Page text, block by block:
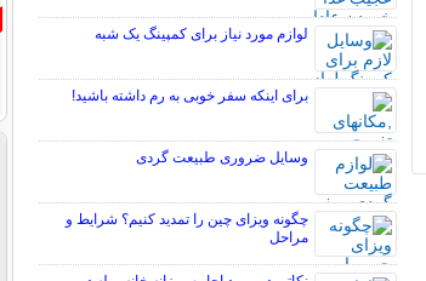
لوازم مورد نیاز برای کمپینگ یک شبه
برای اینکه سفر خوبی به رم داشته باشید!
وسایل ضروری طبیعت گردی
چگونه ویزای چین را تمدید کنیم؟ شرایط و
مراحل